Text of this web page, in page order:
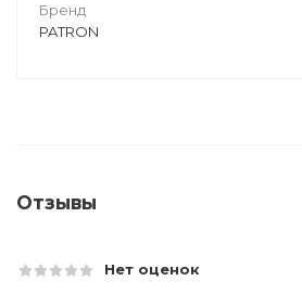
Бренд
PATRON
Отзывы
Нет оценок